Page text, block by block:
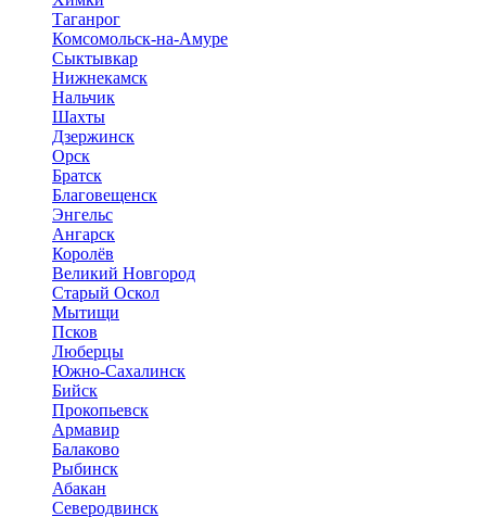
Таганрог
Комсомольск-на-Амуре
Сыктывкар
Нижнекамск
Нальчик
Шахты
Дзержинск
Орск
Братск
Благовещенск
Энгельс
Ангарск
Королёв
Великий Новгород
Старый Оскол
Мытищи
Псков
Люберцы
Южно-Сахалинск
Бийск
Прокопьевск
Армавир
Балаково
Рыбинск
Абакан
Северодвинск